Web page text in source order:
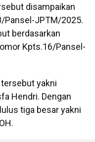
disampaikan
Pansel-JPTM/2025.
berdasarkan
Kpts.16/Pansel-
yakni
Hendri. Dengan
tiga besar yakni